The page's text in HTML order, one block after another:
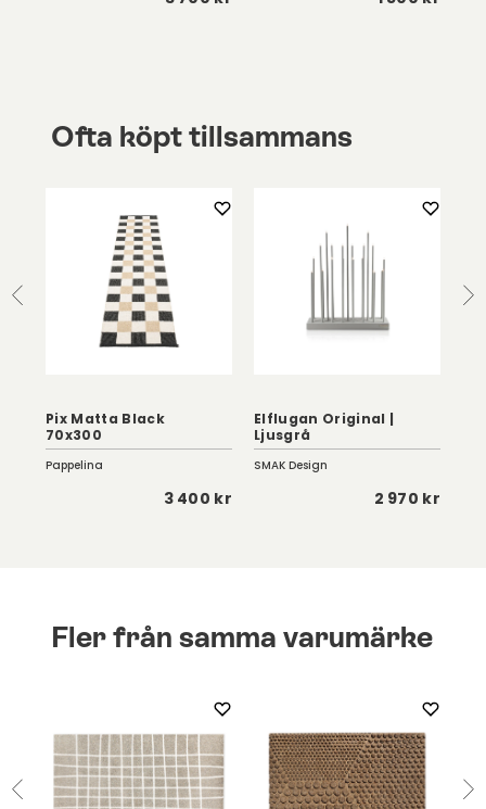
Ofta köpt tillsammans
Pix Matta Black
70x300
Pappelina
3 400 kr
Elflugan Original |
Ljusgrå
SMAK Design
2 970 kr
Fler från samma varumärke